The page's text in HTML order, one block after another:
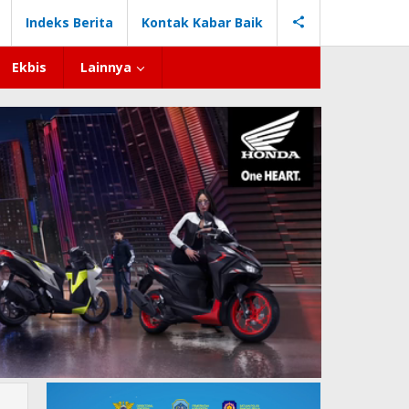
Indeks Berita Kontak Kabar Baik
Ekbis Lainnya